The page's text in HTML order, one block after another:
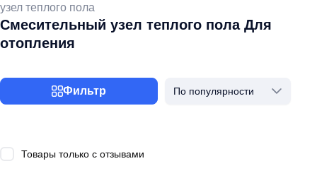
узел теплого пола
Смесительный узел теплого пола Для
отопления
Фильтр По популярности
Товары только с отзывами